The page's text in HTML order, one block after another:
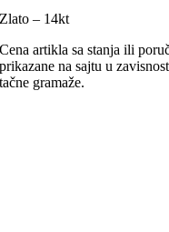
Zlato – 14kt
Cena artikla sa stanja ili
prikazane na sajtu u
tačne gramaže.